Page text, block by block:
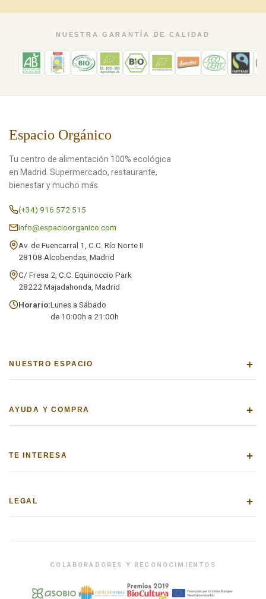
NUESTRA GARANTÍA DE CALIDAD
Espacio Orgánico
Tu centro de alimentación 100% ecológica
en Madrid. Supermercado, restaurante,
bienestar y mucho más.
(+34) 916 572 515
info@espacioorganico.com
Av. de Fuencarral 1, C.C. Río Norte II
28108 Alcobendas, Madrid
C/ Fresa 2, C.C. Equinoccio Park
28222 Majadahonda, Madrid
Horario:Lunes a Sábado
de 10:00h a 21:00h
NUESTRO ESPACIO +
AYUDA Y COMPRA +
TE INTERESA +
LEGAL +
COLABORADORES Y RECONOCIMIENTOS